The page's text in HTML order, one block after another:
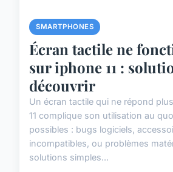
SMARTPHONES
Écran tactile ne
sur iphone 11 :
découvrir
Un écran tactile qui ne répond
11 complique son utilisation au
possibles : bugs logiciels,
incompatibles, ou problèmes
solutions simples...